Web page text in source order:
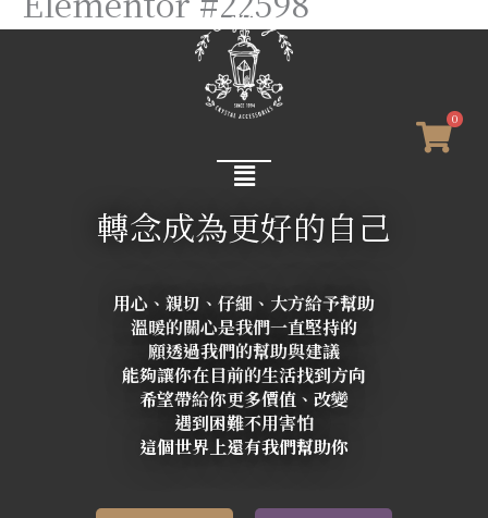
0
轉念成為更好的自己
用心、親切、仔細、大方給予幫助
溫暖的關心是我們一直堅持的
願透過我們的幫助與建議
能夠讓你在目前的生活找到方向
希望帶給你更多價值、改變
遇到困難不用害怕
這個世界上還有我們幫助你